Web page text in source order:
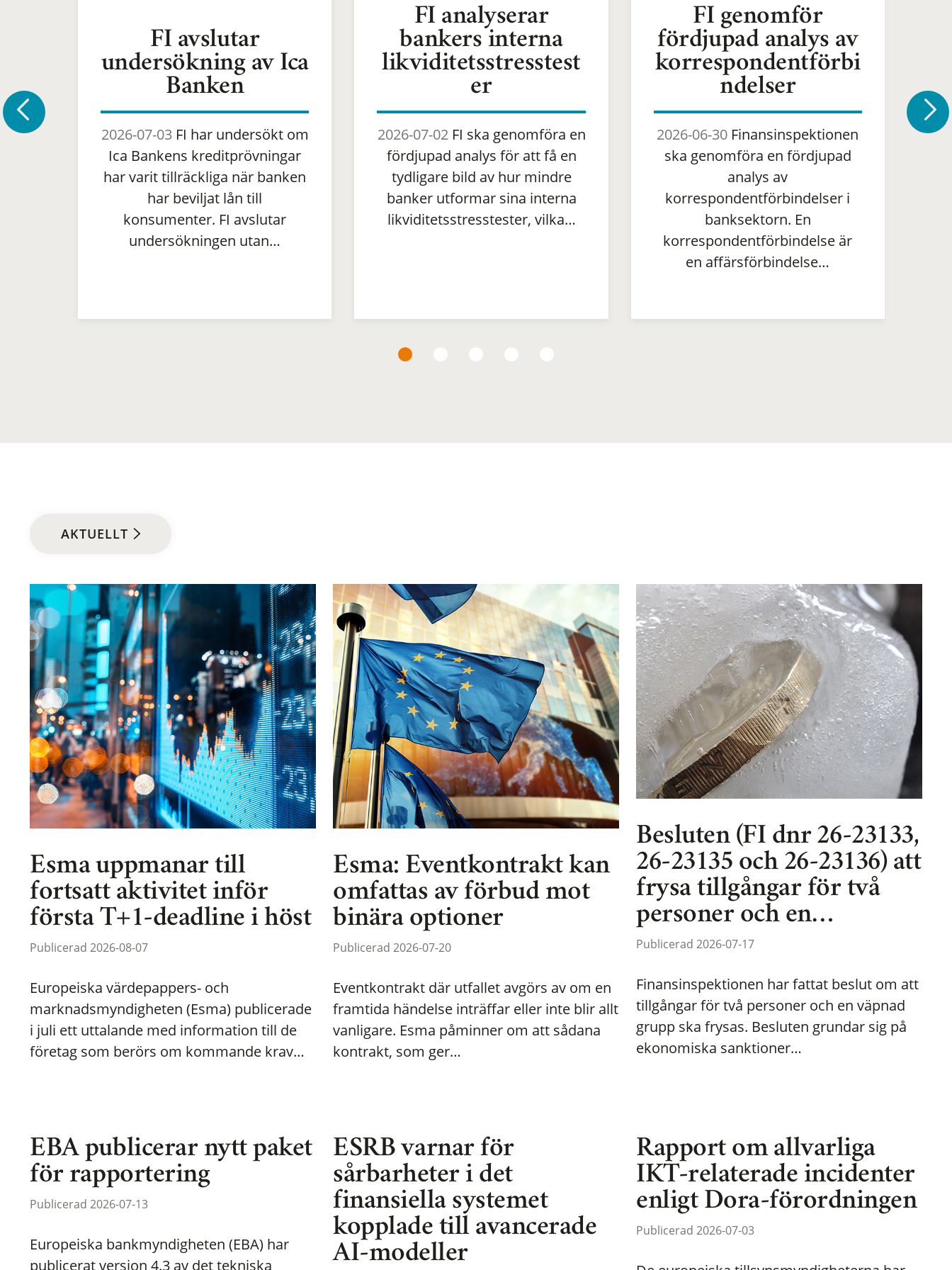
FI avslutar
undersökning av Ica
Banken
2026-07-03FI har undersökt om
Ica Bankens kreditprövningar
har varit tillräckliga när banken
har beviljat lån till
konsumenter. FI avslutar
undersökningen utan…
FI analyserar
bankers interna
likviditetsstresstest
er
2026-07-02FI ska genomföra en
fördjupad analys för att få en
tydligare bild av hur mindre
banker utformar sina interna
likviditetsstresstester, vilka…
FI genomför
fördjupad analys av
korrespondentförbi
ndelser
2026-06-30 Finansinspektionen
ska genomföra en fördjupad
analys av
korrespondentförbindelser i
banksektorn. En
korrespondentförbindelse är
en affärsförbindelse…
AKTUELLT
Esma uppmanar till
fortsatt aktivitet inför
första T+1-deadline i höst
Publicerad 2026-08-07
Europeiska värdepappers- och
marknadsmyndigheten (Esma) publicerade
i juli ett uttalande med information till de
företag som berörs om kommande krav…
Esma: Eventkontrakt kan
omfattas av förbud mot
binära optioner
Publicerad 2026-07-20
Eventkontrakt där utfallet avgörs av om en
framtida händelse inträffar eller inte blir allt
vanligare. Esma påminner om att sådana
kontrakt, som ger…
Besluten (FI dnr 26-23133,
26-23135 och 26-23136) att
frysa tillgångar för två
personer och en…
Publicerad 2026-07-17
Finansinspektionen har fattat beslut om att
tillgångar för två personer och en väpnad
grupp ska frysas. Besluten grundar sig på
ekonomiska sanktioner…
EBA publicerar nytt paket
för rapportering
Publicerad 2026-07-13
Europeiska bankmyndigheten (EBA) har
publicerat version 4.3 av det tekniska
ESRB varnar för
sårbarheter i det
finansiella systemet
kopplade till avancerade
AI-modeller
Rapport om allvarliga
IKT-relaterade incidenter
enligt Dora-förordningen
Publicerad 2026-07-03